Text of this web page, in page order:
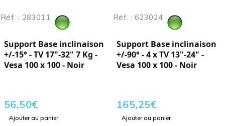
Réf. : 283011
Support Base inclinaison
+/-15° - TV 17"-32" 7 Kg -
Vesa 100 x 100 - Noir
56,50€
Ajouter au panier
Réf. : 623024
Support Base inclinaison
+/-90° - 4 x TV 13"-24" -
Vesa 100 x 100 - Noir
165,25€
Ajouter au panier